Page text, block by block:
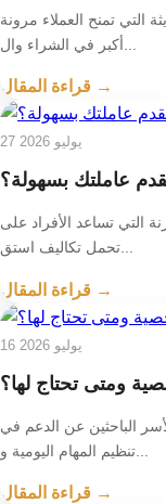
التي تمنح العملاء مرونة
قراءة المقال →
27 يوليو 2026
عاملتك بسهولة؟
التي تساعد الأفراد على
تحمل تكاليف استق...
قراءة المقال →
16 يوليو 2026
ومتى تحتاج لها؟
الباحثين عن الدعم في
قراءة المقال →